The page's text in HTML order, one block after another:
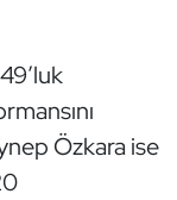
Özkara ise